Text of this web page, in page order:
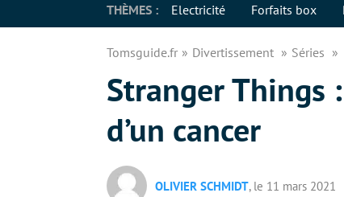
THÈMES : Electricité Forfaits box
Tomsguide.fr Divertissement Séries
Stranger Things
d’un cancer
OLIVIER SCHMIDT, le 11 mars 2021